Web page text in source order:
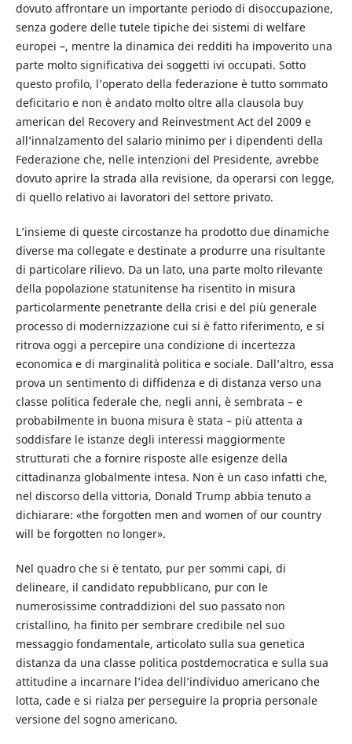
dovuto affrontare un importante periodo di disoccupazione,
senza godere delle tutele tipiche dei sistemi di welfare
europei –, mentre la dinamica dei redditi ha impoverito una
parte molto significativa dei soggetti ivi occupati. Sotto
questo profilo, l’operato della federazione è tutto sommato
deficitario e non è andato molto oltre alla clausola buy
american del Recovery and Reinvestment Act del 2009 e
all’innalzamento del salario minimo per i dipendenti della
Federazione che, nelle intenzioni del Presidente, avrebbe
dovuto aprire la strada alla revisione, da operarsi con legge,
di quello relativo ai lavoratori del settore privato.
L’insieme di queste circostanze ha prodotto due dinamiche
diverse ma collegate e destinate a produrre una risultante
di particolare rilievo. Da un lato, una parte molto rilevante
della popolazione statunitense ha risentito in misura
particolarmente penetrante della crisi e del più generale
processo di modernizzazione cui si è fatto riferimento, e si
ritrova oggi a percepire una condizione di incertezza
economica e di marginalità politica e sociale. Dall’altro, essa
prova un sentimento di diffidenza e di distanza verso una
classe politica federale che, negli anni, è sembrata – e
probabilmente in buona misura è stata – più attenta a
soddisfare le istanze degli interessi maggiormente
strutturati che a fornire risposte alle esigenze della
cittadinanza globalmente intesa. Non è un caso infatti che,
nel discorso della vittoria, Donald Trump abbia tenuto a
dichiarare: «the forgotten men and women of our country
will be forgotten no longer».
Nel quadro che si è tentato, pur per sommi capi, di
delineare, il candidato repubblicano, pur con le
numerosissime contraddizioni del suo passato non
cristallino, ha finito per sembrare credibile nel suo
messaggio fondamentale, articolato sulla sua genetica
distanza da una classe politica postdemocratica e sulla sua
attitudine a incarnare l’idea dell’individuo americano che
lotta, cade e si rialza per perseguire la propria personale
versione del sogno americano.